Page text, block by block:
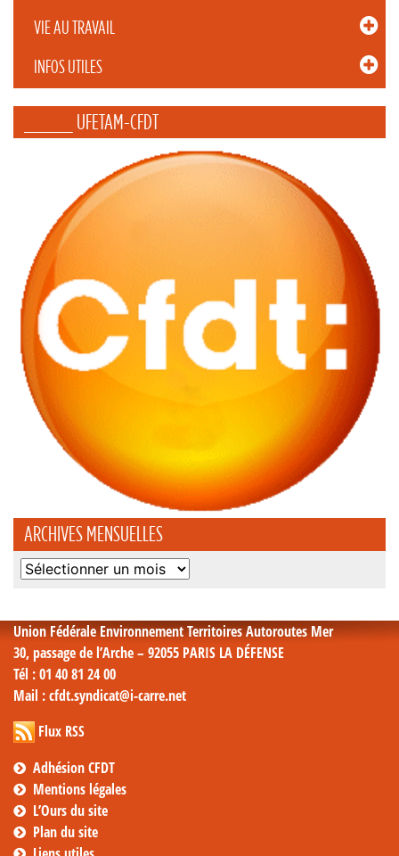
VIE AU TRAVAIL
INFOS UTILES
_____ UFETAM-CFDT
ARCHIVES MENSUELLES
Archives
Union Fédérale Environnement Territoires Autoroutes Mer
30, passage de l’Arche – 92055 PARIS LA DÉFENSE
Tél : 01 40 81 24 00
Mail : cfdt.syndicat@i-carre.net
Flux RSS
Adhésion CFDT
Mentions légales
L’Ours du site
Plan du site